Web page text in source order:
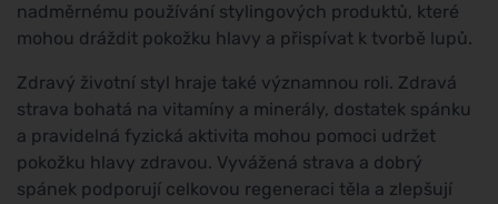
nadměrnému používání stylingových produktů, které
mohou dráždit pokožku hlavy a přispívat k tvorbě lupů.
Zdravý životní styl hraje také významnou roli. Zdravá
strava bohatá na vitamíny a minerály, dostatek spánku
a pravidelná fyzická aktivita mohou pomoci udržet
pokožku hlavy zdravou. Vyvážená strava a dobrý
spánek podporují celkovou regeneraci těla a zlepšují